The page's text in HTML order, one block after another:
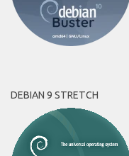
DEBIAN 9 STRETCH